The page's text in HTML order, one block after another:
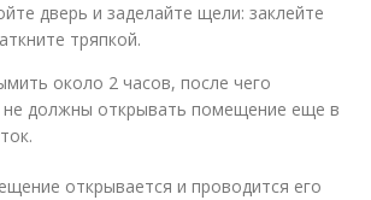
дверь и заделайте щели: заклейте
тряпкой.
около 2 часов, после чего
не должны открывать помещение еще в
открывается и проводится его